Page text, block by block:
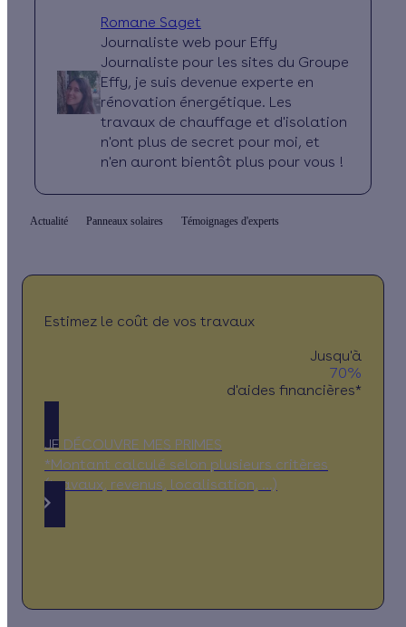
Romane Saget
Journaliste web pour Effy
Journaliste pour les sites du Groupe
Effy, je suis devenue experte en
rénovation énergétique. Les
travaux de chauffage et d'isolation
n'ont plus de secret pour moi, et
n'en auront bientôt plus pour vous !
Actualité Panneaux solaires Témoignages d'experts
Estimez le coût de vos travaux
Jusqu'à
70%
d'aides financières*
JE DÉCOUVRE MES PRIMES
*Montant calculé selon plusieurs critères
(travaux, revenus, localisation, …)